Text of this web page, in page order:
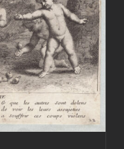
/ DETTAGLI